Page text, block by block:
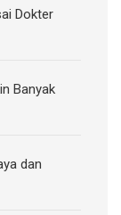
Dokter
Banyak
dan